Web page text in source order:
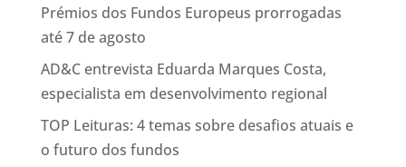
Prémios dos Fundos Europeus prorrogadas
até 7 de agosto
AD&C entrevista Eduarda Marques Costa,
especialista em desenvolvimento regional
TOP Leituras: 4 temas sobre desafios atuais e
o futuro dos fundos